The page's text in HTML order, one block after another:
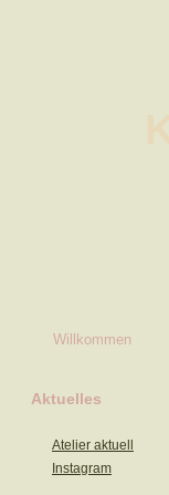
Willkommen
Aktuelles
Atelier aktuell
Instagram